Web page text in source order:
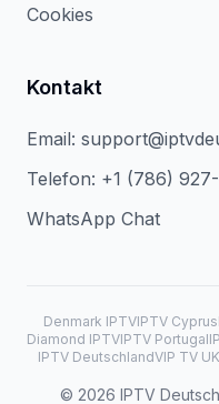
Cookies
Kontakt
Email:
Telefon: +1 (786)
WhatsApp Chat
Denmark IPTVIPTV Cyprus
Diamond IPTVIPTV Portugal
IPTV DeutschlandVIP TV UK
© 2026 IPTV